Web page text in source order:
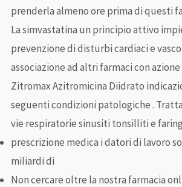
prenderla almeno ore prima di questi
La simvastatina un principio attivo
prevenzione di disturbi cardiaci e
associazione ad altri farmaci con
Zitromax Azitromicina Diidrato
seguenti condizioni patologiche .
vie respiratorie sinusiti tonsilliti e
prescrizione medica i datori di lavoro
miliardi di
Non cercare oltre la nostra farmacia